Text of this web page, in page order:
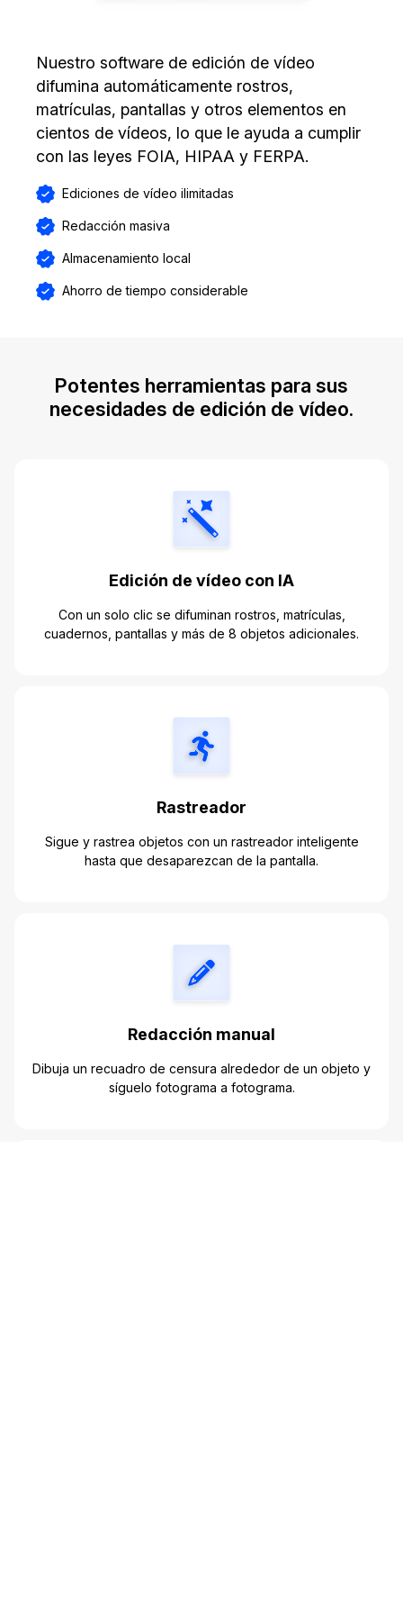
Nuestro software de edición de vídeo
difumina automáticamente rostros,
matrículas, pantallas y otros elementos en
cientos de vídeos, lo que le ayuda a cumplir
con las leyes FOIA, HIPAA y FERPA.
Ediciones de vídeo ilimitadas
Redacción masiva
Almacenamiento local
Ahorro de tiempo considerable
Potentes herramientas para sus
necesidades de edición de vídeo.
Edición de vídeo con IA
Con un solo clic se difuminan rostros, matrículas,
cuadernos, pantallas y más de 8 objetos adicionales.
Rastreador
Sigue y rastrea objetos con un rastreador inteligente
hasta que desaparezcan de la pantalla.
Redacción manual
Dibuja un recuadro de censura alrededor de un objeto y
síguelo fotograma a fotograma.